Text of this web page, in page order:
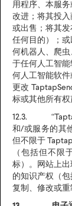
用程序、本服务
改进；将其投
或出售；将其
任何目的）；
何机器人、爬
于任何人工智
何人工智能软
更改
标或其他所有权
12.3. “Taptap
和/或服务的其
但不限于
（包括但不限
标）。网站上
的知识产权（
复制、修改或重